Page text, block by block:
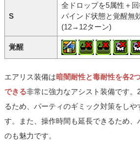
S
全ドロップを5属性＋回
バインド状態と覚醒無
(12→12ターン)
覚醒
エアリス装備は暗闇耐性と毒耐性を各2
できる非常に強力なアシスト装備です。
るため、パーティのギミック対策をし
す。また、操作時間も延長できるため、
のも魅力です。